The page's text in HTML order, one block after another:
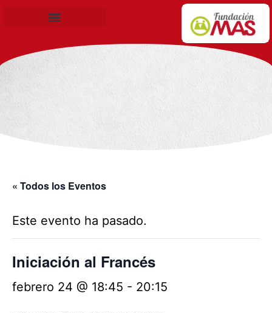
« Todos los Eventos
Este evento ha pasado.
Iniciación al Francés
febrero 24 @ 18:45 - 20:15